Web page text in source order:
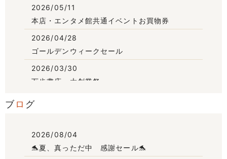
2026/05/11
本店・エンタメ館共通イベントお買物券
2026/04/28
ゴールデンウィークセール
2026/03/30
万歩書店 大創業祭
2026/02/25
集めてGET！GOGOフェア
ブ ロ グ
2026/08/04
🐬夏、真っただ中 感謝セール🐬